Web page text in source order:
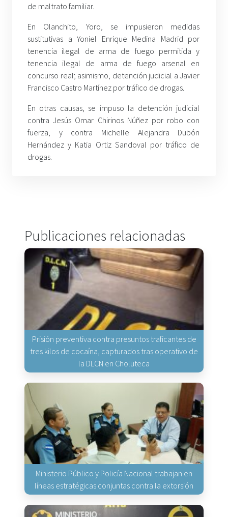
de maltrato familiar.
En Olanchito, Yoro, se impusieron medidas
sustitutivas a Yoniel Enrique Medina Madrid por
tenencia ilegal de arma de fuego permitida y
tenencia ilegal de arma de fuego arsenal en
concurso real; asimismo, detención judicial a Javier
Francisco Castro Martínez por tráfico de drogas.
En otras causas, se impuso la detención judicial
contra Jesús Omar Chirinos Núñez por robo con
fuerza, y contra Michelle Alejandra Dubón
Hernández y Katia Ortiz Sandoval por tráfico de
drogas.
Publicaciones relacionadas
Prisión preventiva contra presuntos traficantes de
tres kilos de cocaína, capturados tras operativo de
la DLCN en Choluteca
Ministerio Público y Policía Nacional trabajan en
líneas estratégicas conjuntas contra la extorsión